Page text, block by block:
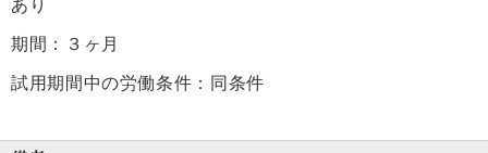
あり
期間：３ヶ月
試用期間中の労働条件：同条件